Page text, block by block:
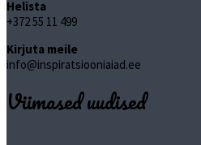
Helista
+372 55 11 499
Kirjuta meile
info@inspiratsiooniaiad.ee
Viimased uudised